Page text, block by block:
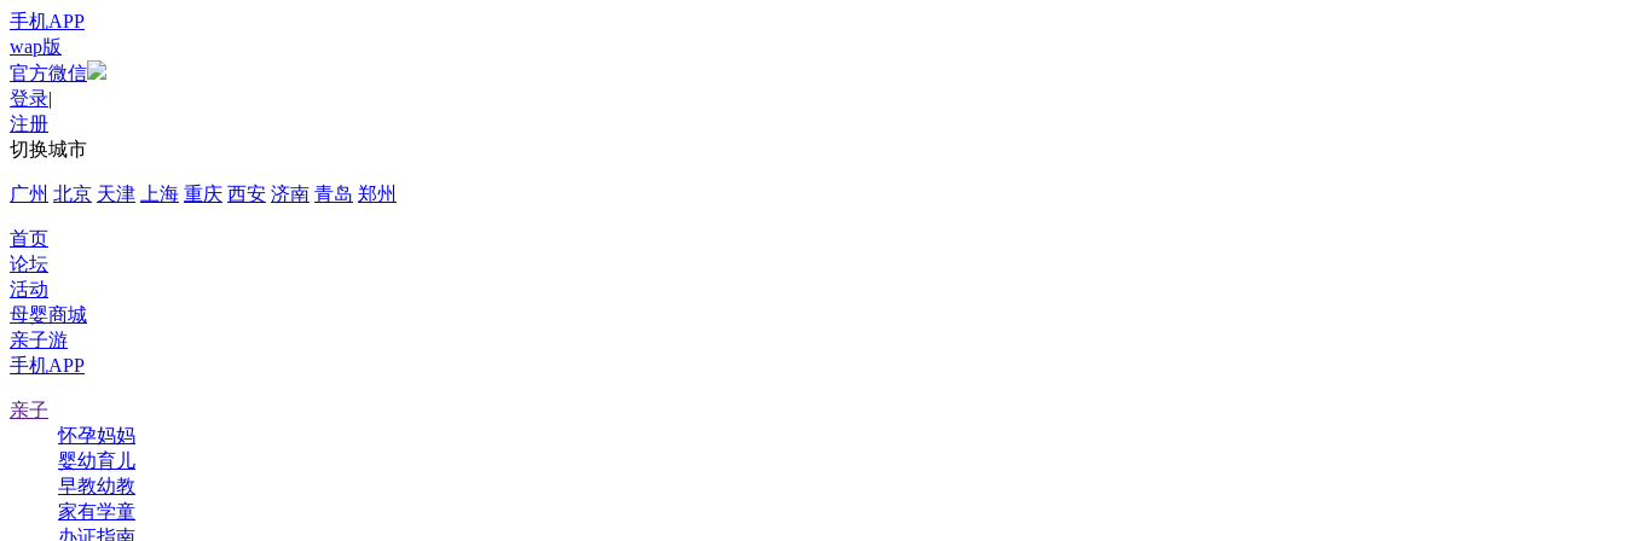
手机APP
wap版
官方微信
登录|
注册
切换城市
广州 北京 天津 上海 重庆 西安 济南 青岛 郑州
首页
论坛
活动
母婴商城
亲子游
手机APP
亲子
怀孕妈妈
婴幼育儿
早教幼教
家有学童
办证指南